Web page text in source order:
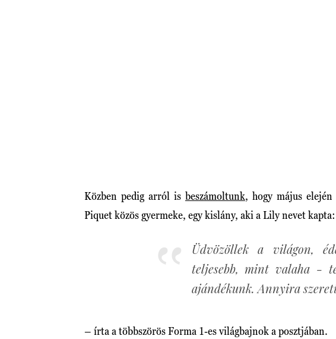
Közben pedig arról is beszámoltunk, hogy május
Piquet közös gyermeke, egy kislány, aki a Lily nevet kapta:
Üdvözöllek a világon,
teljesebb, mint valaha -
ajándékunk. Annyira
– írta a többszörös Forma 1-es világbajnok a posztjában.